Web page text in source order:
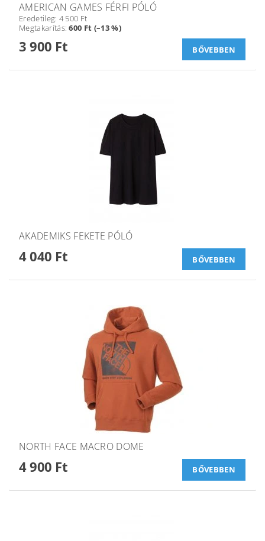
AMERICAN GAMES FÉRFI PÓLÓ
Eredetileg: 4 500 Ft
Megtakarítás:600 Ft (–13 %)
3 900 Ft BŐVEBBEN
AKADEMIKS FEKETE PÓLÓ
4 040 Ft BŐVEBBEN
NORTH FACE MACRO DOME
4 900 Ft BŐVEBBEN